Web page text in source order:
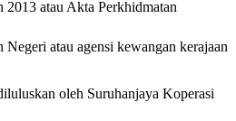
2013 atau Akta Perkhidmatan
Negeri atau agensi kewangan kerajaan
oleh Suruhanjaya Koperasi